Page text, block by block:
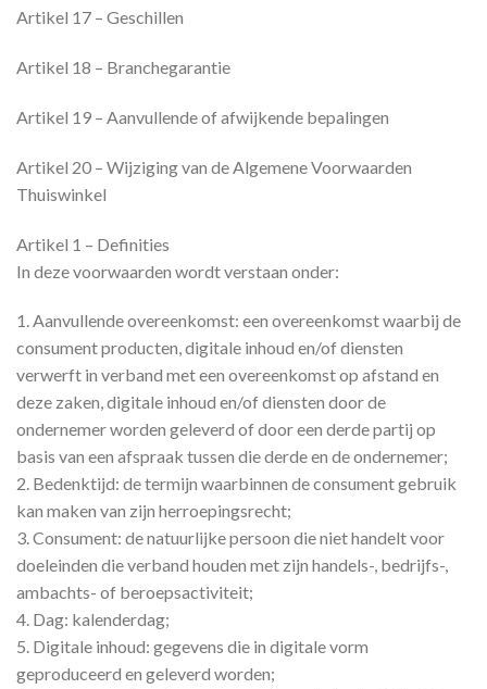
Artikel 17 – Geschillen
Artikel 18 – Branchegarantie
Artikel 19 – Aanvullende of afwijkende bepalingen
Artikel 20 – Wijziging van de Algemene Voorwaarden
Thuiswinkel
Artikel 1 – Definities
In deze voorwaarden wordt verstaan onder:
1. Aanvullende overeenkomst: een overeenkomst waarbij de
consument producten, digitale inhoud en/of diensten
verwerft in verband met een overeenkomst op afstand en
deze zaken, digitale inhoud en/of diensten door de
ondernemer worden geleverd of door een derde partij op
basis van een afspraak tussen die derde en de ondernemer;
2. Bedenktijd: de termijn waarbinnen de consument gebruik
kan maken van zijn herroepingsrecht;
3. Consument: de natuurlijke persoon die niet handelt voor
doeleinden die verband houden met zijn handels-, bedrijfs-,
ambachts- of beroepsactiviteit;
4. Dag: kalenderdag;
5. Digitale inhoud: gegevens die in digitale vorm
geproduceerd en geleverd worden;